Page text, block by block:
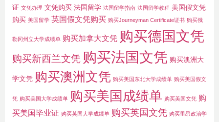
证 文凭办理 文凭购买 法国留学 法国留学指南 法国留学教程 美国假文凭
购买 美国留学 英国假文凭购买 购买Journeyman Certificate证书 购买俄
勒冈州立大学成绩单 购买加拿大文凭 购买德国文凭
购买新西兰文凭 购买法国文凭 购买澳洲大
学文凭 购买澳洲文凭 购买美国东北大学成绩单 购买美国假文
凭 购买美国大学成绩单 购买美国成绩单 购买美国文凭 购
买美国毕业证 购买英国大学成绩单 购买英国文凭 购买里昂政治学